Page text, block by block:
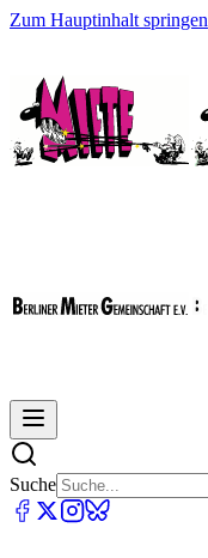
Zum Hauptinhalt springen
Suche